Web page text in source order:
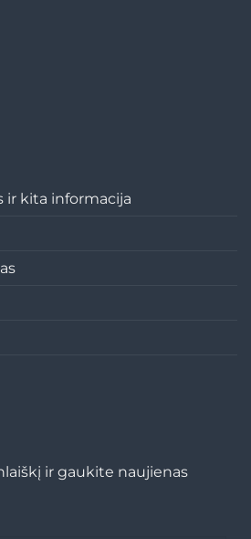
ir kita informacija
ir gaukite naujienas